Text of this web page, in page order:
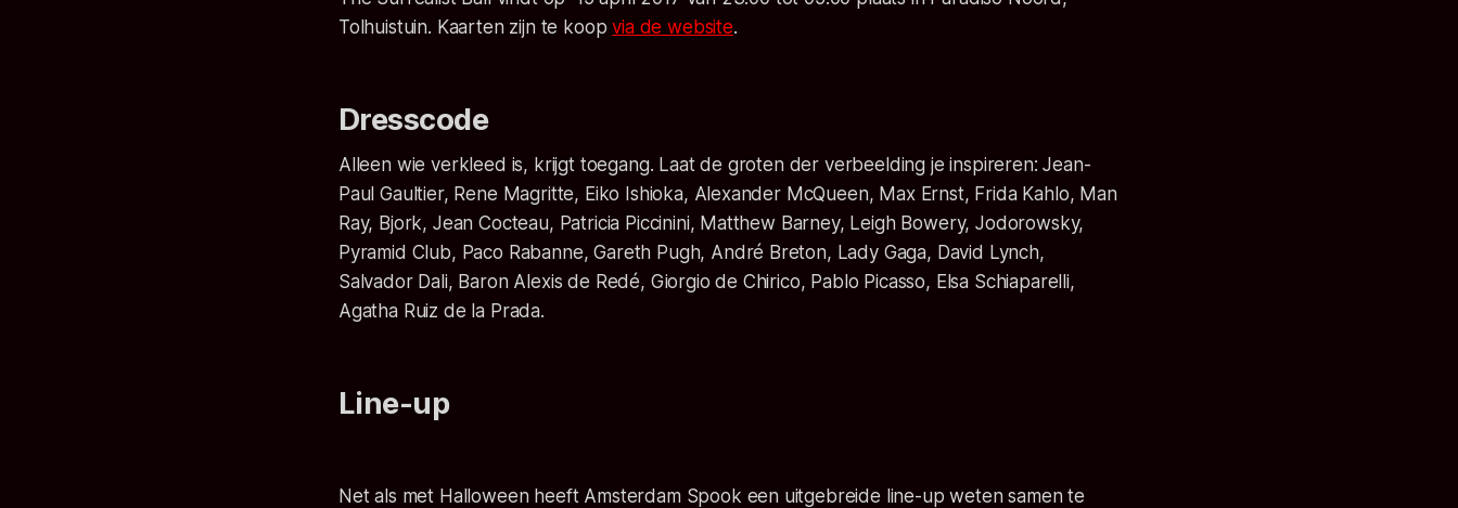
Tolhuistuin. Kaarten zijn te koopvia de website.
Dresscode
Alleen wie verkleed is, krijgt toegang. Laat de groten der verbeelding je inspireren: Jean-
Paul Gaultier, Rene Magritte, Eiko Ishioka, Alexander McQueen, Max Ernst, Frida Kahlo, Man
Ray, Bjork, Jean Cocteau, Patricia Piccinini, Matthew Barney, Leigh Bowery, Jodorowsky,
Pyramid Club, Paco Rabanne, Gareth Pugh, André Breton, Lady Gaga, David Lynch,
Salvador Dali, Baron Alexis de Redé, Giorgio de Chirico, Pablo Picasso, Elsa Schiaparelli,
Agatha Ruiz de la Prada.
Line-up
Net als met Halloween heeft Amsterdam Spook een uitgebreide line-up weten samen te